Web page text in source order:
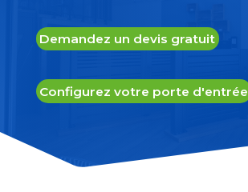
Demandez un devis gratuit
Configurez votre porte d'entrée